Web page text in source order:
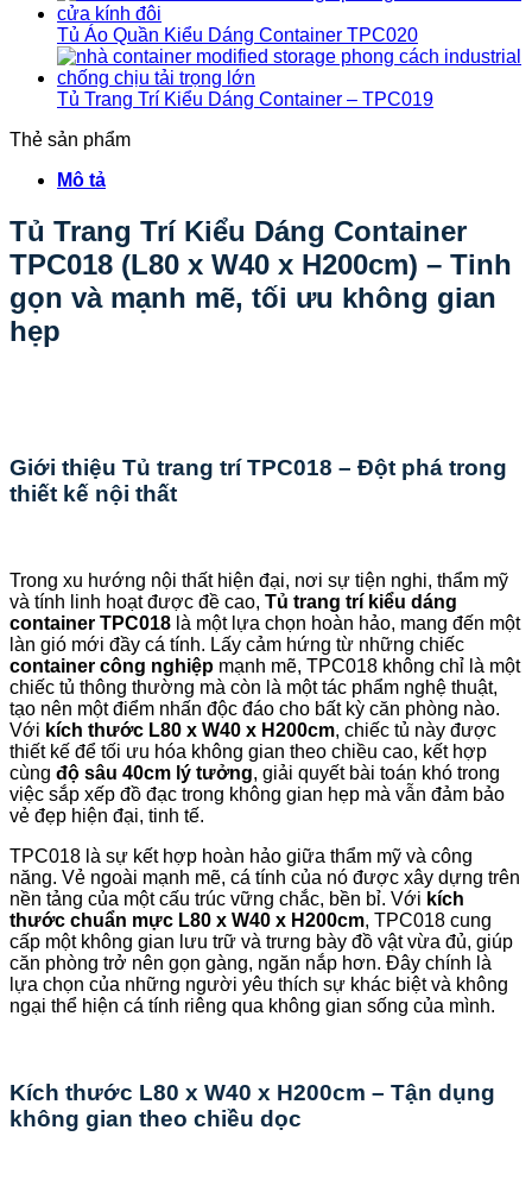
Tủ Áo Quần Kiểu Dáng Container TPC020
Tủ Trang Trí Kiểu Dáng Container – TPC019
Thẻ sản phẩm
Mô tả
Tủ Trang Trí Kiểu Dáng Container
TPC018 (L80 x W40 x H200cm) – Tinh
gọn và mạnh mẽ, tối ưu không gian
hẹp
Giới thiệu Tủ trang trí TPC018 – Đột phá trong
thiết kế nội thất
Trong xu hướng nội thất hiện đại, nơi sự tiện nghi, thẩm mỹ
và tính linh hoạt được đề cao, Tủ trang trí kiểu dáng
container TPC018 là một lựa chọn hoàn hảo, mang đến một
làn gió mới đầy cá tính. Lấy cảm hứng từ những chiếc
container công nghiệp mạnh mẽ, TPC018 không chỉ là một
chiếc tủ thông thường mà còn là một tác phẩm nghệ thuật,
tạo nên một điểm nhấn độc đáo cho bất kỳ căn phòng nào.
Với kích thước L80 x W40 x H200cm, chiếc tủ này được
thiết kế để tối ưu hóa không gian theo chiều cao, kết hợp
cùng độ sâu 40cm lý tưởng, giải quyết bài toán khó trong
việc sắp xếp đồ đạc trong không gian hẹp mà vẫn đảm bảo
vẻ đẹp hiện đại, tinh tế.
TPC018 là sự kết hợp hoàn hảo giữa thẩm mỹ và công
năng. Vẻ ngoài mạnh mẽ, cá tính của nó được xây dựng trên
nền tảng của một cấu trúc vững chắc, bền bỉ. Với kích
thước chuẩn mực L80 x W40 x H200cm, TPC018 cung
cấp một không gian lưu trữ và trưng bày đồ vật vừa đủ, giúp
căn phòng trở nên gọn gàng, ngăn nắp hơn. Đây chính là
lựa chọn của những người yêu thích sự khác biệt và không
ngại thể hiện cá tính riêng qua không gian sống của mình.
Kích thước L80 x W40 x H200cm – Tận dụng
không gian theo chiều dọc